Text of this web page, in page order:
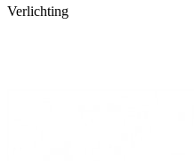
Verlichting